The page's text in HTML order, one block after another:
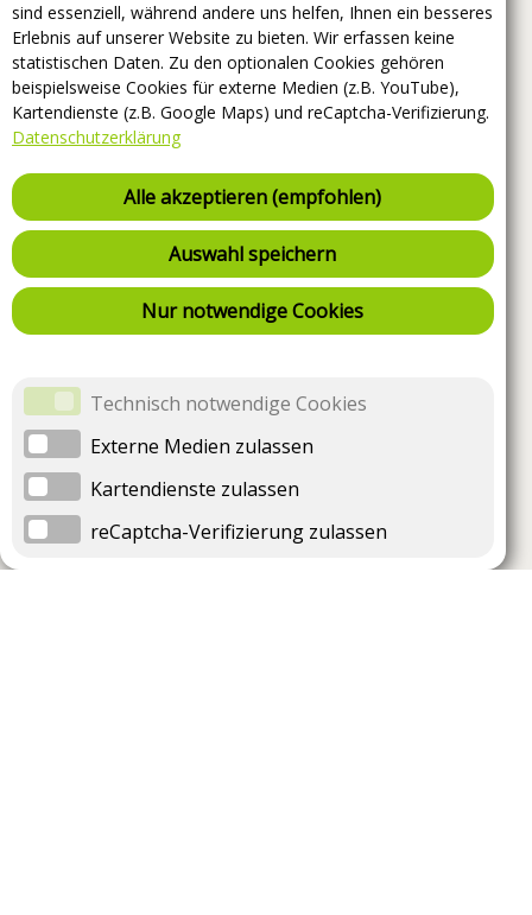
sind essenziell, während andere uns helfen, Ihnen ein besseres
Erlebnis auf unserer Website zu bieten. Wir erfassen keine
statistischen Daten. Zu den optionalen Cookies gehören
beispielsweise Cookies für externe Medien (z.B. YouTube),
Kartendienste (z.B. Google Maps) und reCaptcha-Verifizierung.
Datenschutzerklärung
Alle akzeptieren (empfohlen)
Auswahl speichern
Nur notwendige Cookies
Technisch notwendige Cookies
Externe Medien zulassen
Kartendienste zulassen
reCaptcha-Verifizierung zulassen